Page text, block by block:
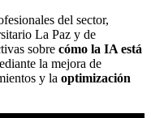
del sector,
La Paz y de
sobre cómo la IA está
la mejora de
y la optimización